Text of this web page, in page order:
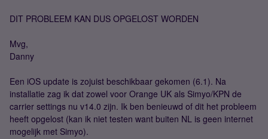
DIT PROBLEEM KAN DUS OPGELOST WORDEN
Mvg,
Danny
Een iOS update is zojuist beschikbaar gekomen (6.1). Na
installatie zag ik dat zowel voor Orange UK als Simyo/KPN de
carrier settings nu v14.0 zijn. Ik ben benieuwd of dit het probleem
heeft opgelost (kan ik niet testen want buiten NL is geen internet
mogelijk met Simyo).